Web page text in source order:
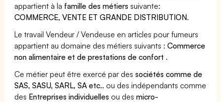
appartient à la famille des métiers suivante:
COMMERCE, VENTE ET GRANDE DISTRIBUTION.
Le travail Vendeur / Vendeuse en articles pour fumeurs
appartient au domaine des métiers suivants :Commerce
non alimentaire et de prestations de confort .
Ce métier peut être exercé par dessociétés comme de
SAS, SASU, SARL, SA etc.. ou des indépendants comme
des Entreprises individuelles ou desmicro-